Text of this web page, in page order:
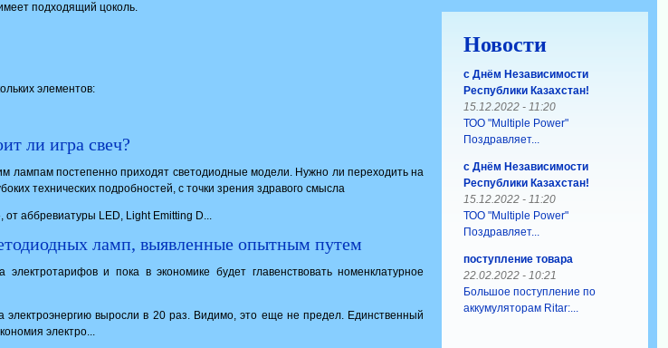
подходящий цоколь.
элементов:
ли игра свеч?
лампам постепенно приходят светодиодные модели. Нужно ли переходить на
технических подробностей, с точки зрения здравого смысла
аббревиатуры LED, Light Emitting D...
ламп, выявленные опытным путем
и пока в экономике будет главенствовать номенклатурное
выросли в 20 раз. Видимо, это еще не предел. Единственный
электро...
Новости
с Днём Независимости
Республики Казахстан!
15.12.2022 - 11:20
ТОО "Multiple Power"
Поздравляет...
с Днём Независимости
Республики Казахстан!
15.12.2022 - 11:20
ТОО "Multiple Power"
Поздравляет...
поступление товара
22.02.2022 - 10:21
Большое поступление по
аккумуляторам Ritar:...